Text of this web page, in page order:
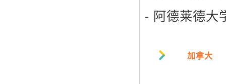
- 阿德莱德大
加拿大